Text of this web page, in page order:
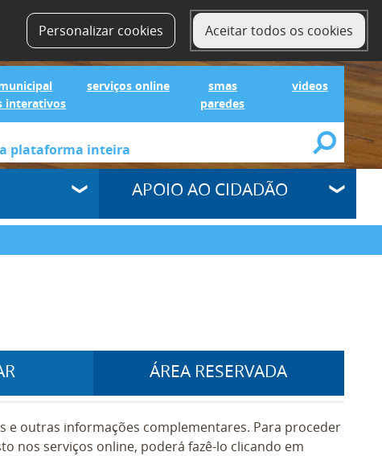
Personalizar cookies Aceitar todos os cookies
contactos SELECT LANGUAGE▼
interativos
serviços online
smas
paredes
videos
videos
APOIO AO CIDADÃO
ÁREA RESERVADA
outras informações complementares. Para proceder
nos serviços online, poderá fazê-lo clicando em